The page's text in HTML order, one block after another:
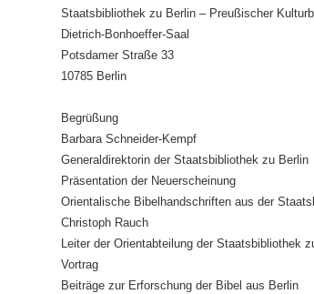
Staatsbibliothek zu Berlin – Preußischer
Dietrich-Bonhoeffer-Saal
Potsdamer Straße 33
10785 Berlin
Begrüßung
Barbara Schneider-Kempf
Generaldirektorin der Staatsbibliothek zu Berlin
Präsentation der Neuerscheinung
Orientalische Bibelhandschriften aus der
Christoph Rauch
Leiter der Orientabteilung der Staatsbibliothek
Vortrag
Beiträge zur Erforschung der Bibel aus Berlin